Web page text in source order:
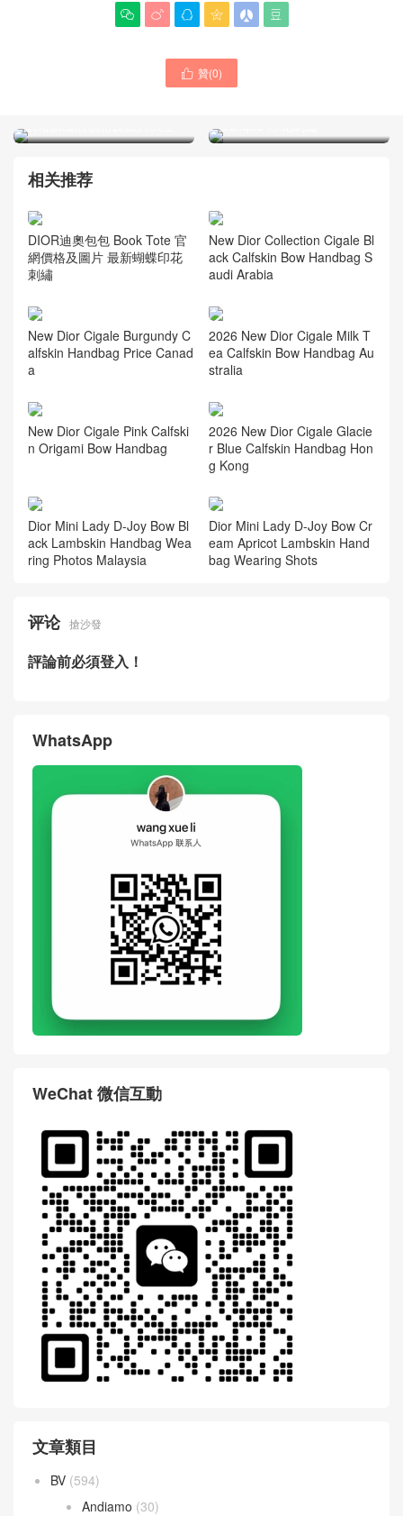
     
 贊(0)
Dior女包 代購多少錢 迷你
Oblique 印花刺繡
相关推荐
DIOR迪奧包包 Book Tote 官
網價格及圖片 最新蝴蝶印花
刺繡
New Dior Collection Cigale Bl
ack Calfskin Bow Handbag S
audi Arabia
New Dior Cigale Burgundy C
alfskin Handbag Price Canad
a
2026 New Dior Cigale Milk T
ea Calfskin Bow Handbag Au
stralia
New Dior Cigale Pink Calfski
n Origami Bow Handbag
2026 New Dior Cigale Glacie
r Blue Calfskin Handbag Hon
g Kong
Dior Mini Lady D-Joy Bow Bl
ack Lambskin Handbag Wea
ring Photos Malaysia
Dior Mini Lady D-Joy Bow Cr
eam Apricot Lambskin Hand
bag Wearing Shots
评论 搶沙發
評論前必須登入！
WhatsApp
WeChat 微信互動
文章類目
BV (594)
Andiamo (30)